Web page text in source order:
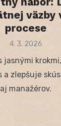
väzby
procese
Posted
4. 3. 2026
jasnými
a zlepšuje
aj manažérov.